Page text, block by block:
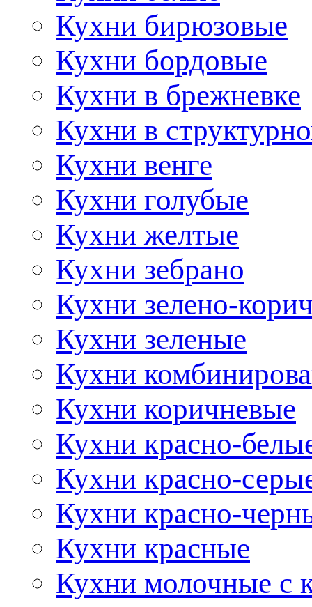
Кухни бирюзовые
Кухни бордовые
Кухни в брежневке
Кухни в
Кухни венге
Кухни голубые
Кухни желтые
Кухни зебрано
Кухни зелено-
Кухни зеленые
Кухни
Кухни коричневые
Кухни красно-
Кухни красно-
Кухни красно-
Кухни красные
Кухни молочные с